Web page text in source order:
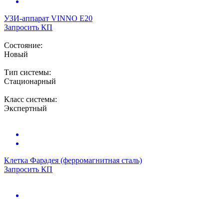
УЗИ-аппарат VINNO E20
Запросить КП
Состояние:
Новый
Тип системы:
Стационарный
Класс системы:
Экспертный
Клетка Фарадея (ферромагнитная сталь)
Запросить КП